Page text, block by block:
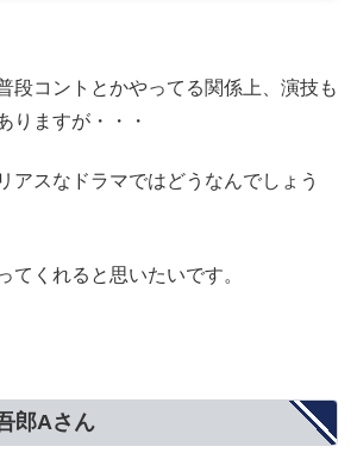
段コントとかやってる関係上、演技も
りますが・・・
アスなドラマではどうなんでしょう
てくれると思いたいです。
郎Aさん